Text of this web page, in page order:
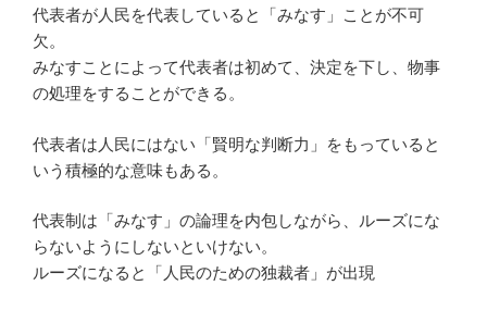
代表者が人民を代表していると「みなす」ことが不可
欠。
みなすことによって代表者は初めて、決定を下し、物事
の処理をすることができる。
代表者は人民にはない「賢明な判断力」をもっていると
いう積極的な意味もある。
代表制は「みなす」の論理を内包しながら、ルーズにな
らないようにしないといけない。
ルーズになると「人民のための独裁者」が出現